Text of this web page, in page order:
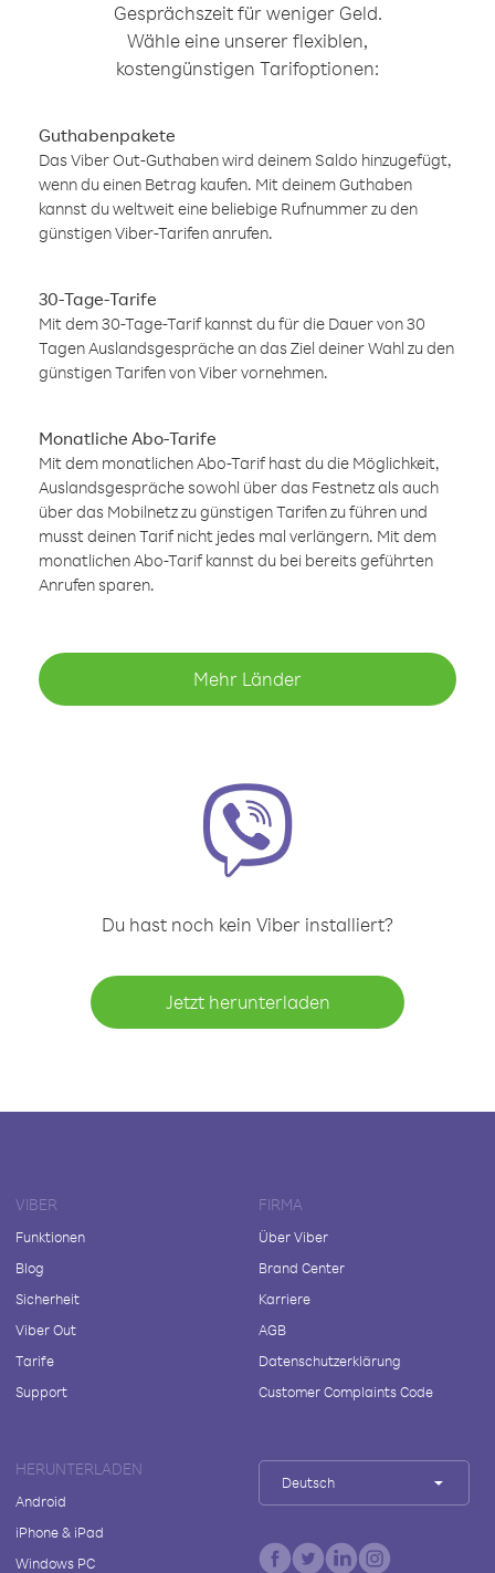
Gesprächszeit für weniger Geld.
Wähle eine unserer flexiblen,
kostengünstigen Tarifoptionen:
Guthabenpakete
Das Viber Out-Guthaben wird deinem Saldo hinzugefügt,
wenn du einen Betrag kaufen. Mit deinem Guthaben
kannst du weltweit eine beliebige Rufnummer zu den
günstigen Viber-Tarifen anrufen.
30-Tage-Tarife
Mit dem 30-Tage-Tarif kannst du für die Dauer von 30
Tagen Auslandsgespräche an das Ziel deiner Wahl zu den
günstigen Tarifen von Viber vornehmen.
Monatliche Abo-Tarife
Mit dem monatlichen Abo-Tarif hast du die Möglichkeit,
Auslandsgespräche sowohl über das Festnetz als auch
über das Mobilnetz zu günstigen Tarifen zu führen und
musst deinen Tarif nicht jedes mal verlängern. Mit dem
monatlichen Abo-Tarif kannst du bei bereits geführten
Anrufen sparen.
Mehr Länder
Du hast noch kein Viber installiert?
Jetzt herunterladen
VIBER
Funktionen
Blog
Sicherheit
Viber Out
Tarife
Support
FIRMA
Über Viber
Brand Center
Karriere
AGB
Datenschutzerklärung
Customer Complaints Code
HERUNTERLADEN
Android
iPhone & iPad
Windows PC
Deutsch